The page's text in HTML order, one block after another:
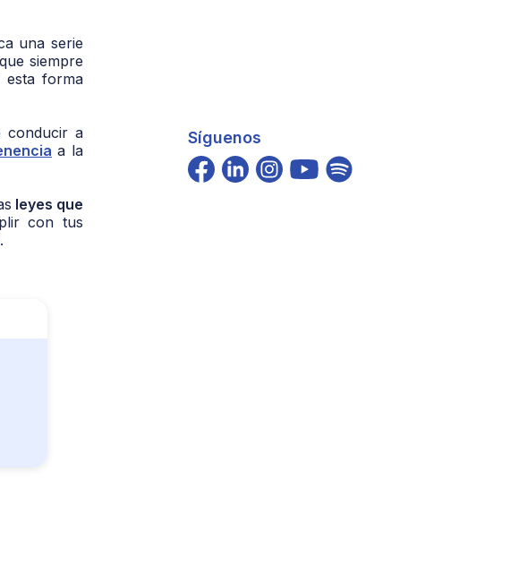
una serie
siempre
esta forma
conducir a
a la
leyes que
con tus
.
Síguenos